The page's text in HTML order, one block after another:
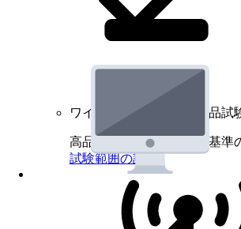
ワイヤレスデバイスの製品試
高品質規格に基づく国際基準
試験範囲の詳細